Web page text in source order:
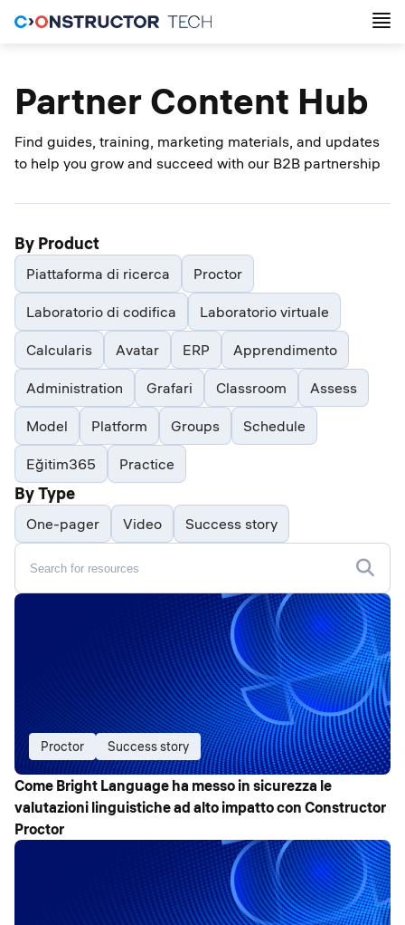
Partner Content Hub
Find guides, training, marketing materials, and updates
to help you grow and succeed with our B2B partnership
By Product
Piattaforma di ricerca Proctor
Laboratorio di codifica Laboratorio virtuale
Calcularis Avatar ERP Apprendimento
Administration Grafari Classroom Assess
Model Platform Groups Schedule
Eğitim365 Practice
By Type
One-pager Video Success story
Proctor Success story
Come Bright Language ha messo in sicurezza le
valutazioni linguistiche ad alto impatto con Constructor
Proctor